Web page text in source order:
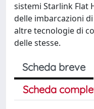
sistemi Starlink Flat
delle imbarcazioni
altre tecnologie di
delle stesse.
Scheda breve
Scheda